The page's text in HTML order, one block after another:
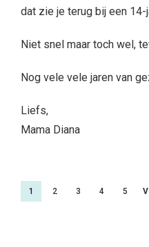
dat zie je terug bij een 14-
Niet snel maar toch wel,
Nog vele vele jaren van
Liefs,
Mama Diana
Berichtnavigatie
1 2 3 4 5